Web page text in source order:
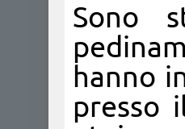
Sono
hanno
presso